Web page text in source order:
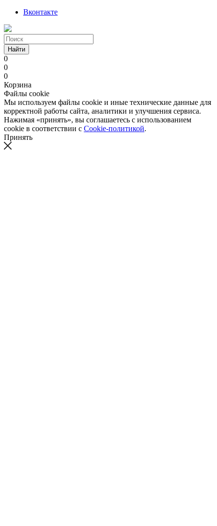
Вконтакте
Найти
0
0
0
Корзина
Файлы cookie
Мы используем файлы cookie и иные технические данные для
корректной работы сайта, аналитики и улучшения сервиса.
Нажимая «принять», вы соглашаетесь с использованием
cookie в соответствии с Cookie-политикой.
Принять